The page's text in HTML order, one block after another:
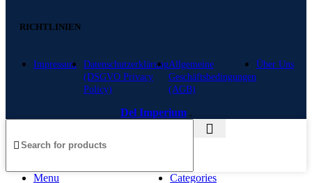
RICHTLINIEN
Impressum
Datenschutzerklärung
(DSGVO Privacy
Policy)
Allgemeine
Geschäftsbedingungen
(AGB)
Über Uns
Del Imperium.
Menu Categories